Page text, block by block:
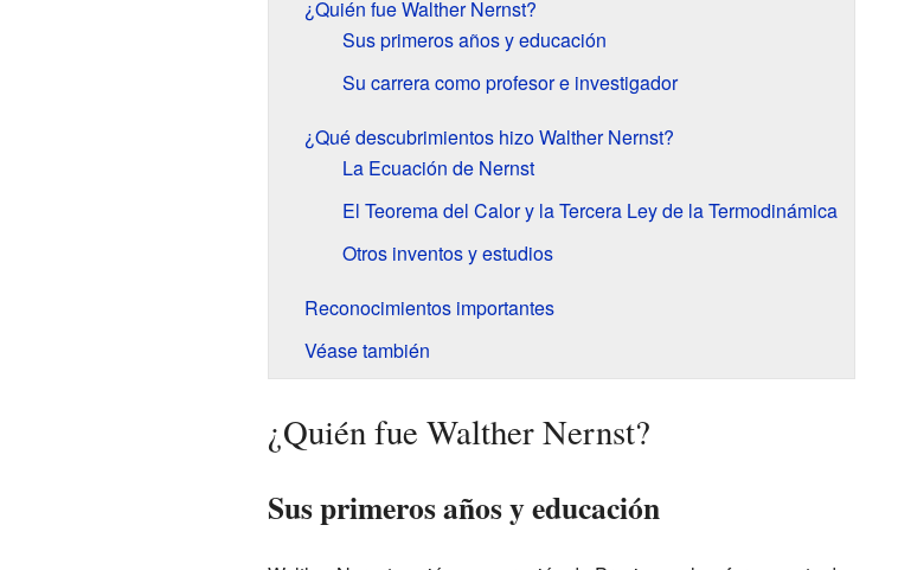
¿Quién fue Walther Nernst?
Sus primeros años y educación
Su carrera como profesor e investigador
¿Qué descubrimientos hizo Walther Nernst?
La Ecuación de Nernst
El Teorema del Calor y la Tercera Ley de la Termodinámica
Otros inventos y estudios
Reconocimientos importantes
Véase también
¿Quién fue Walther Nernst?
Sus primeros años y educación